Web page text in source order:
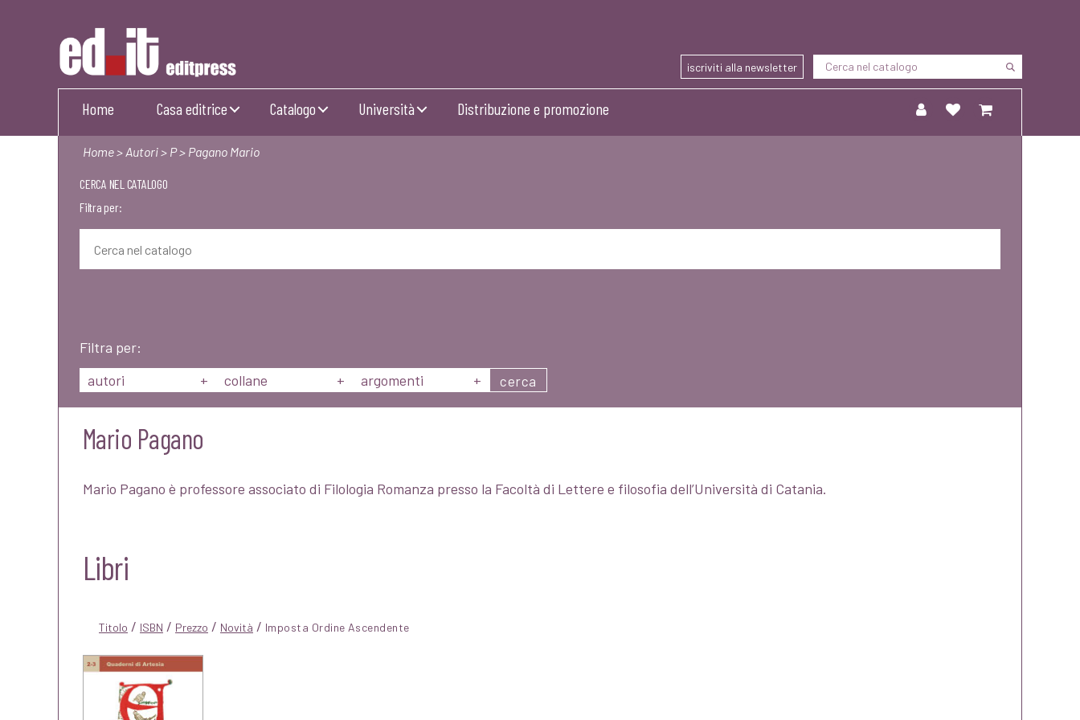
Editpress
iscriviti alla newsletter
Home Casa editrice Catalogo Università Distribuzione e promozione
Home> Autori> P> Pagano Mario
CERCA NEL CATALOGO
Filtra per:
Filtra per:
autori
+ collane + argomenti + cerca
Mario Pagano
Mario Pagano è professore associato di Filologia Romanza presso la Facoltà di Lettere e filosofia dell’Università di Catania.
Libri
Titolo / ISBN / Prezzo / Novità /